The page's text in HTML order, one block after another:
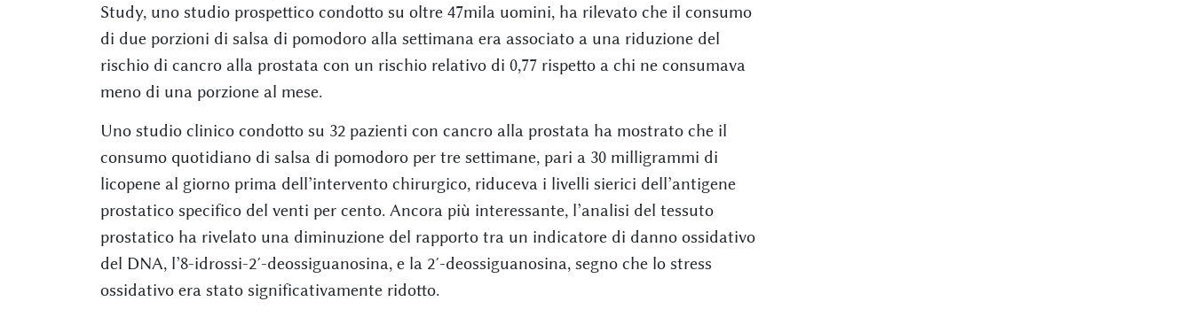
Study, uno studio prospettico condotto su oltre 47mila uomini, ha rilevato che il consumo
di due porzioni di salsa di pomodoro alla settimana era associato a una riduzione del
rischio di cancro alla prostata con un rischio relativo di 0,77 rispetto a chi ne consumava
meno di una porzione al mese.
Uno studio clinico condotto su 32 pazienti con cancro alla prostata ha mostrato che il
consumo quotidiano di salsa di pomodoro per tre settimane, pari a 30 milligrammi di
licopene al giorno prima dell’intervento chirurgico, riduceva i livelli sierici dell’antigene
prostatico specifico del venti per cento. Ancora più interessante, l’analisi del tessuto
prostatico ha rivelato una diminuzione del rapporto tra un indicatore di danno ossidativo
del DNA, l’8-idrossi-2′-deossiguanosina, e la 2′-deossiguanosina, segno che lo stress
ossidativo era stato significativamente ridotto.